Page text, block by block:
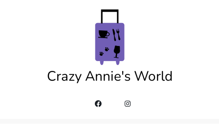
Crazy Annie's World